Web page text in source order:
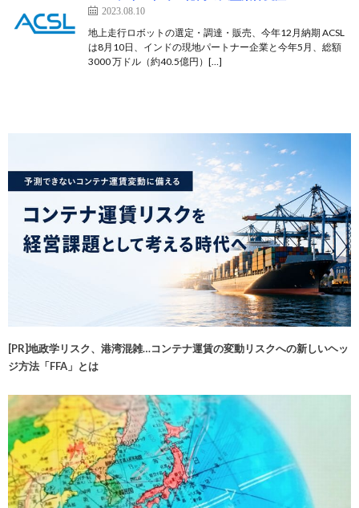
2023.08.10
地上走行ロボットの選定・調達・販売、今年12月納期 ACSL
は8月10日、インドの現地パートナー企業と今年5月、総額
3000 万ドル（約40.5億円）[…]
[PR]地政学リスク、港湾混雑…コンテナ運賃の変動リスクへの新しいヘッ
ジ方法「FFA」とは